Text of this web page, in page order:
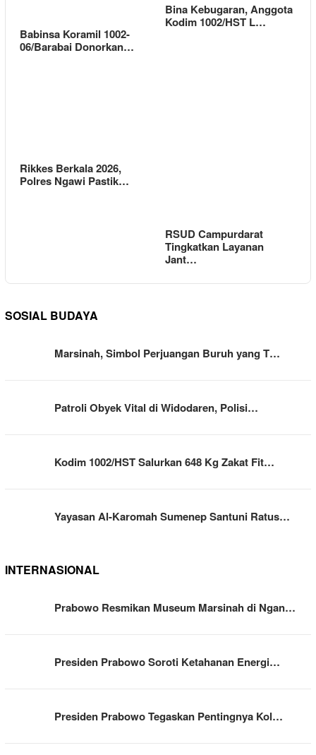
Babinsa Koramil 1002-
06/Barabai Donorkan…
Bina Kebugaran, Anggota
Kodim 1002/HST L…
Rikkes Berkala 2026,
Polres Ngawi Pastik…
RSUD Campurdarat
Tingkatkan Layanan
Jant…
SOSIAL BUDAYA
Marsinah, Simbol Perjuangan Buruh yang T…
Patroli Obyek Vital di Widodaren, Polisi…
Kodim 1002/HST Salurkan 648 Kg Zakat Fit…
Yayasan Al-Karomah Sumenep Santuni Ratus…
INTERNASIONAL
Prabowo Resmikan Museum Marsinah di Ngan…
Presiden Prabowo Soroti Ketahanan Energi…
Presiden Prabowo Tegaskan Pentingnya Kol…